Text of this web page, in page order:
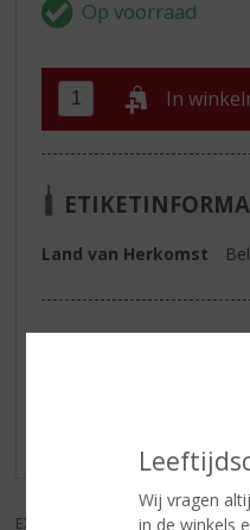
Wij vragen
in de winkels
In
Land van Herkomst
Reviews
EXCL. BTW INCL. BTW